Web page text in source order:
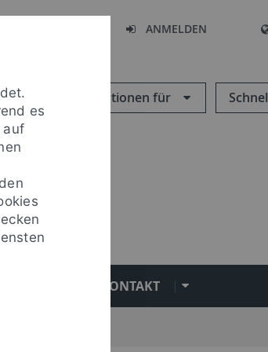
ANMELDEN
Informationen für
KONTAKT
es
auf